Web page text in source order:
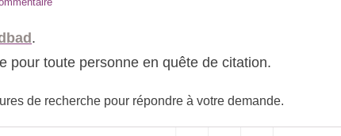
.
pour toute personne en quête de citation.
de recherche pour répondre à votre demande.